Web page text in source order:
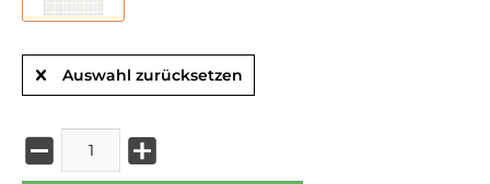
Auswahl zurücksetzen